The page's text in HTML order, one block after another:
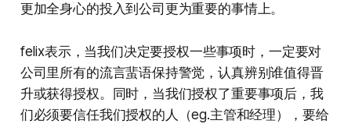
更加全身心的投入到公司更为重要的事情上。
felix表示，当我们决定要授权一些事项时，一定要对
公司里所有的流言蜚语保持警觉，认真辨别谁值得晋
升或获得授权。同时，当我们授权了重要事项后，我
们必须要信任我们授权的人（eg.主管和经理），要给